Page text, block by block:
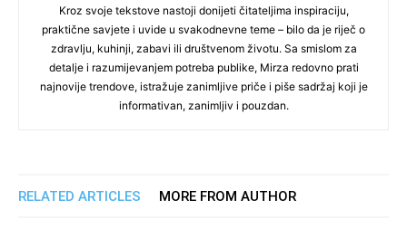
Kroz svoje tekstove nastoji donijeti čitateljima inspiraciju,
praktične savjete i uvide u svakodnevne teme – bilo da je riječ o
zdravlju, kuhinji, zabavi ili društvenom životu. Sa smislom za
detalje i razumijevanjem potreba publike, Mirza redovno prati
najnovije trendove, istražuje zanimljive priče i piše sadržaj koji je
informativan, zanimljiv i pouzdan.
RELATED ARTICLES MORE FROM AUTHOR